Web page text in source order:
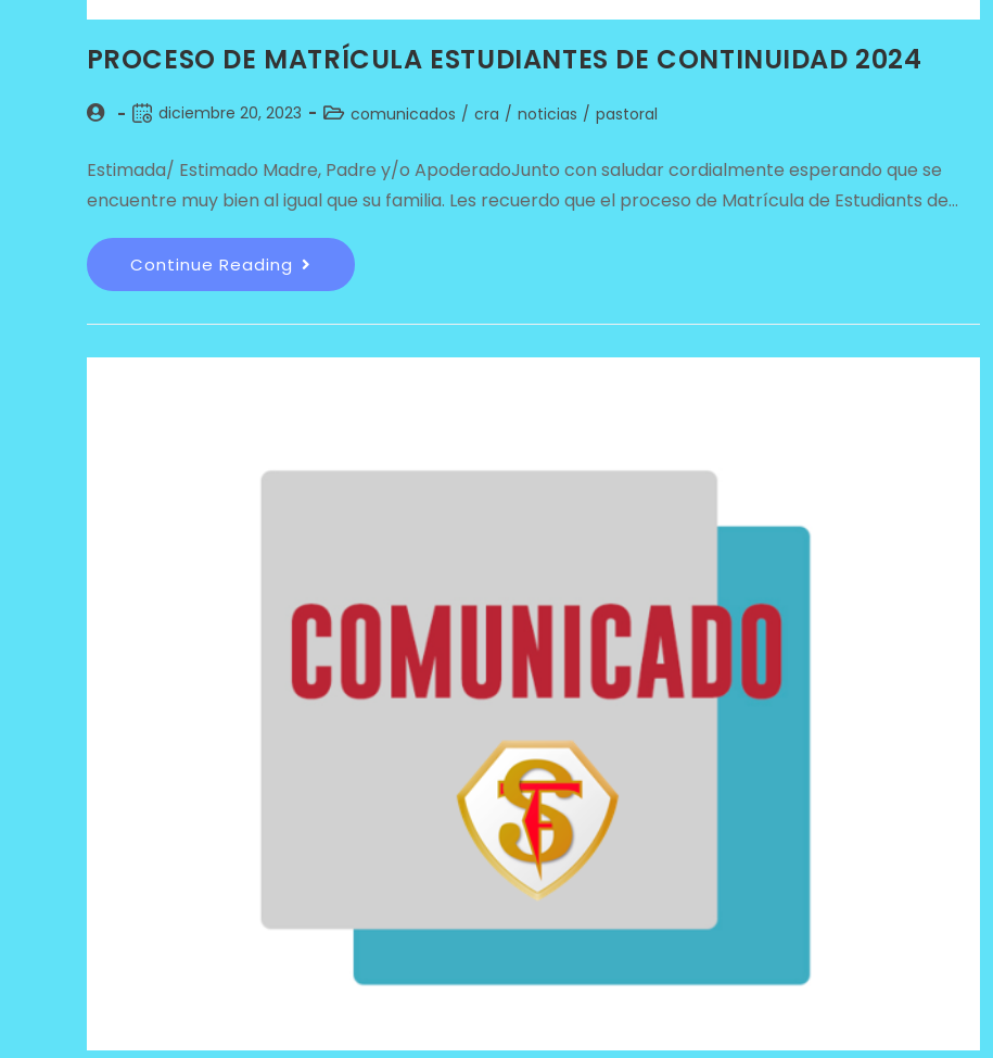
PROCESO DE MATRÍCULA ESTUDIANTES DE CONTINUIDAD 2024
diciembre 20, 2023 comunicados / cra / noticias / pastoral
Estimada/ Estimado Madre, Padre y/o ApoderadoJunto con saludar cordialmente esperando que se
encuentre muy bien al igual que su familia. Les recuerdo que el proceso de Matrícula de Estudiants de…
Continue Reading